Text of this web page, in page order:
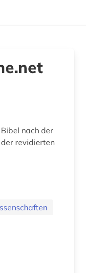
nach der
revidierten